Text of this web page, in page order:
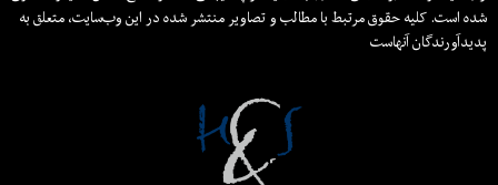
شده است. کلیه حقوق مرتبط با مطالب و تصاویر منتشر شده در این وب‌سایت، متعلق به
پدیدآورندگان آنهاست